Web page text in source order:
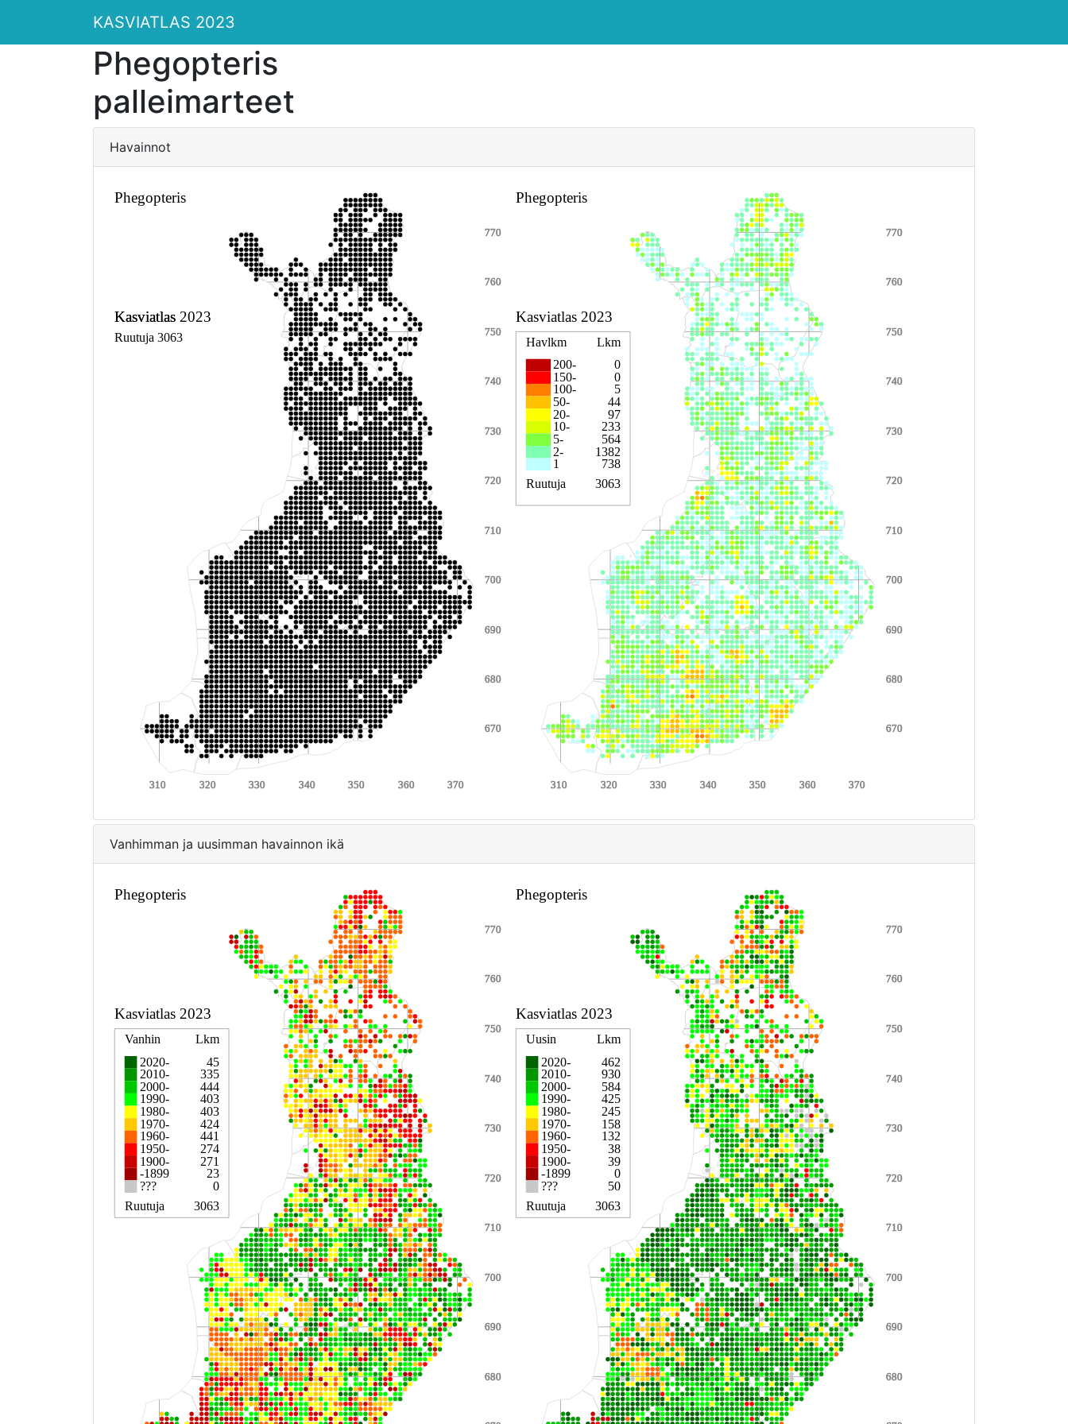
KASVIATLAS 2023
Phegopteris
palleimarteet
Havainnot
Vanhimman ja uusimman havainnon ikä